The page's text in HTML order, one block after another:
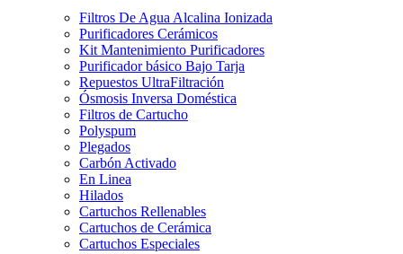
Filtros De Agua Alcalina Ionizada
Purificadores Cerámicos
Kit Mantenimiento Purificadores
Purificador básico Bajo Tarja
Repuestos UltraFiltración
Ósmosis Inversa Doméstica
Filtros de Cartucho
Polyspum
Plegados
Carbón Activado
En Linea
Hilados
Cartuchos Rellenables
Cartuchos de Cerámica
Cartuchos Especiales